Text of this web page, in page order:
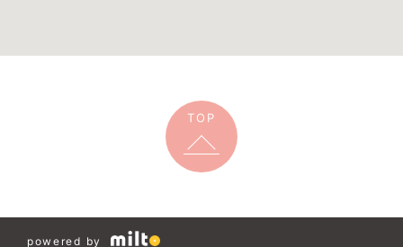
TOP
powered by